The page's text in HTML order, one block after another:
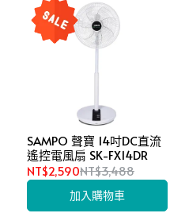
SAMPO 聲寶 14吋DC直流
遙控電風扇 SK-FX14DR
NT$2,590NT$3,488
加入購物車